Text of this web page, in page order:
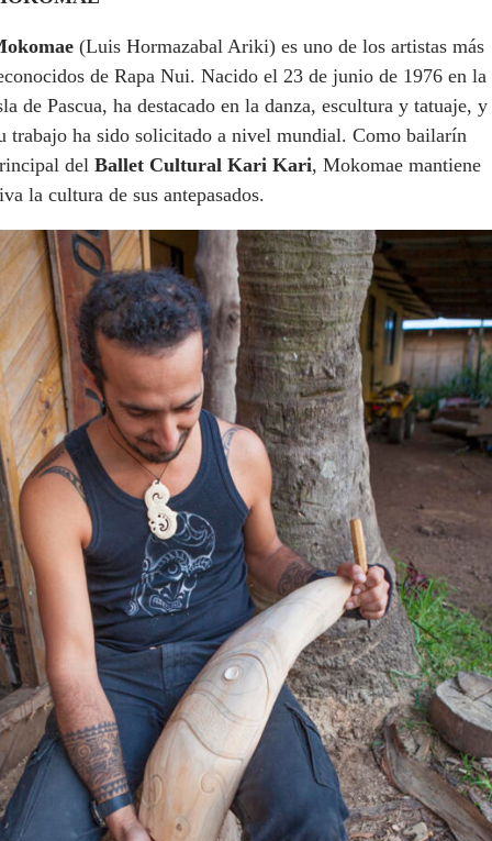
(Luis Hormazabal Ariki) es uno de los artistas más
de Rapa Nui. Nacido el 23 de junio de 1976 en la
de Pascua, ha destacado en la danza, escultura y tatuaje, y
trabajo ha sido solicitado a nivel mundial. Como bailarín
del Ballet Cultural Kari Kari, Mokomae mantiene
la cultura de sus antepasados.